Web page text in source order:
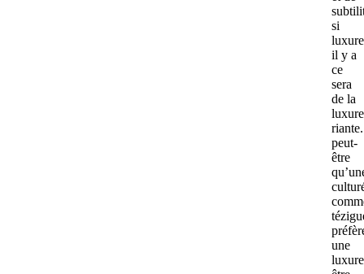
si
luxure
il y a
ce
sera
de la
luxure
riante.
peut-
être
une
luxure